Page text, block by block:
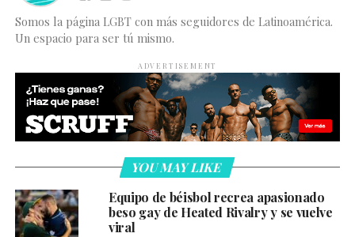
Somos la página LGBT con más seguidores de Latinoamérica.
Un espacio para ser tú mismo.
ADVERTISEMENT
YOU MAY LIKE
Equipo de béisbol recrea apasionado
beso gay de Heated Rivalry y se vuelve
viral